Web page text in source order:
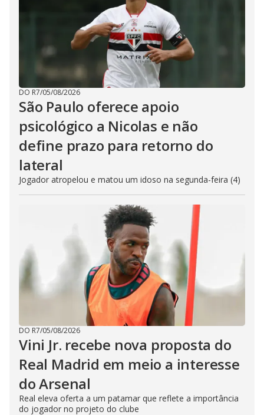
DO R7/05/08/2026
São Paulo oferece apoio
psicológico a Nicolas e não
define prazo para retorno do
lateral
Jogador atropelou e matou um idoso na segunda-feira (4)
DO R7/05/08/2026
Vini Jr. recebe nova proposta do
Real Madrid em meio a interesse
do Arsenal
Real eleva oferta a um patamar que reflete a importância
do jogador no projeto do clube